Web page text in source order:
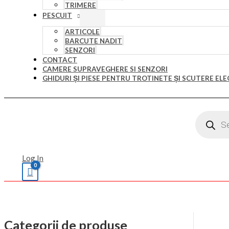
TRIMERE
PESCUIT
ARTICOLE
BARCUTE NADIT
SENZORI
CONTACT
CAMERE SUPRAVEGHERE SI SENZORI
GHIDURI ȘI PIESE PENTRU TROTINETE ȘI SCUTERE
Log In
Categorii de produse